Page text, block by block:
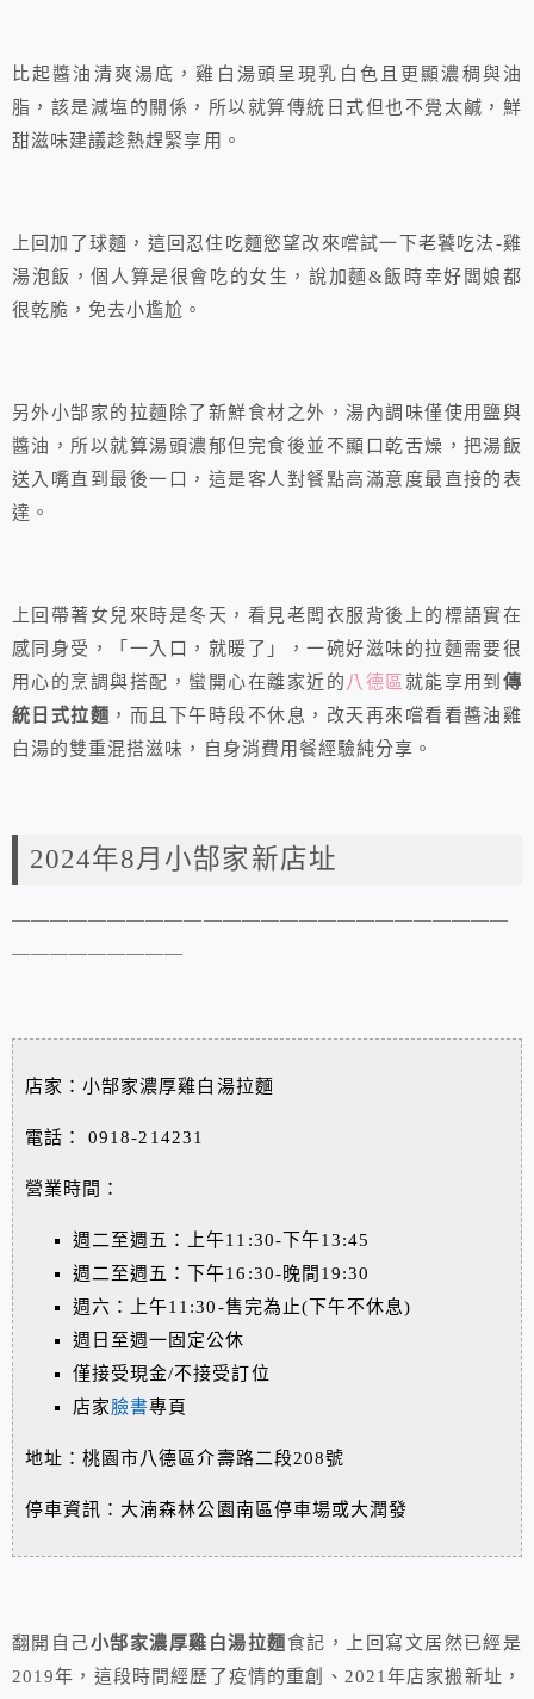
比起醬油清爽湯底，雞白湯頭呈現乳白色且更顯濃稠與油
脂，該是減塩的關係，所以就算傳統日式但也不覺太鹹，鮮
甜滋味建議趁熱趕緊享用。
上回加了球麵，這回忍住吃麵慾望改來嚐試一下老饕吃法-雞
湯泡飯，個人算是很會吃的女生，說加麵&飯時幸好闆娘都
很乾脆，免去小尷尬。
另外小郜家的拉麵除了新鮮食材之外，湯內調味僅使用鹽與
醬油，所以就算湯頭濃郁但完食後並不顯口乾舌燥，把湯飯
送入嘴直到最後一口，這是客人對餐點高滿意度最直接的表
達。
上回帶著女兒來時是冬天，看見老闆衣服背後上的標語實在
感同身受，「一入口，就暖了」，一碗好滋味的拉麵需要很
用心的烹調與搭配，蠻開心在離家近的八德區 就能享用到 傳
統日式拉麵 ，而且下午時段不休息，改天再來嚐看看醬油雞
白湯的雙重混搭滋味，自身消費用餐經驗純分享。
2024年8月小郜家新店址
——————————————————————————
—————————
店家：小郜家濃厚雞白湯拉麵
電話： 0918-214231
營業時間：
週二至週五：上午11:30-下午13:45
週二至週五：下午16:30-晚間19:30
週六：上午11:30-售完為止(下午不休息)
週日至週一固定公休
僅接受現金/不接受訂位
店家臉書專頁
地址：桃園市八德區介壽路二段208號
停車資訊：大湳森林公園南區停車場或大潤發
翻開自己小郜家濃厚雞白湯拉麵食記，上回寫文居然已經是
2019年，這段時間經歷了疫情的重創、2021年店家搬新址，